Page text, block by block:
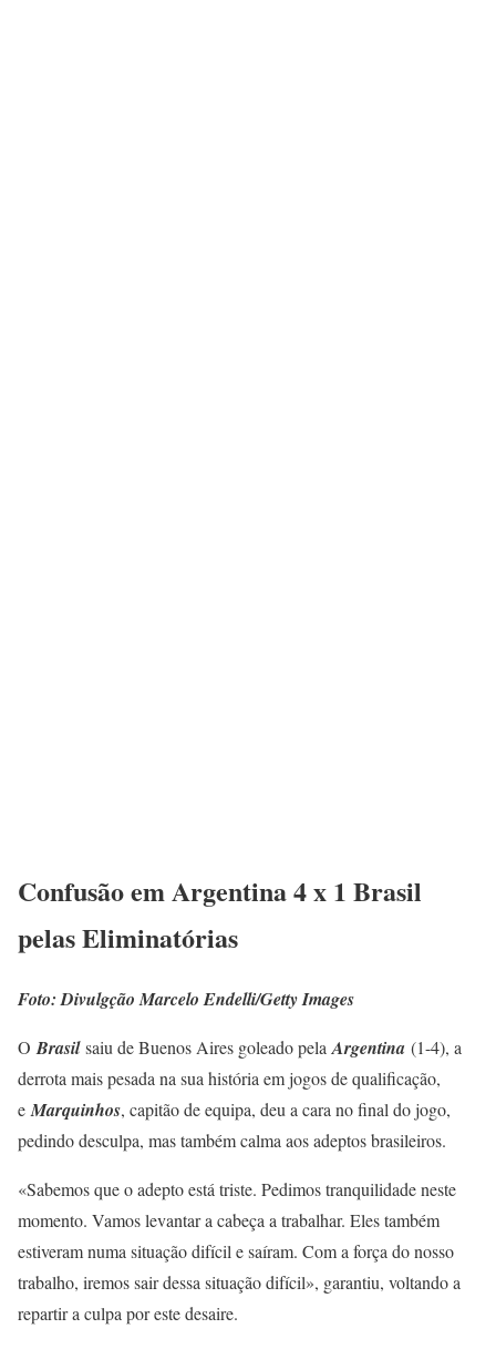
Confusão em Argentina 4 x 1 Brasil
pelas Eliminatórias
Foto: Divulgção Marcelo Endelli/Getty Images
OBrasilsaiu de Buenos Aires goleado pelaArgentina (1-4), a
derrota mais pesada na sua história em jogos de qualificação,
eMarquinhos, capitão de equipa, deu a cara no final do jogo,
pedindo desculpa, mas também calma aos adeptos brasileiros.
«Sabemos que o adepto está triste. Pedimos tranquilidade neste
momento. Vamos levantar a cabeça a trabalhar. Eles também
estiveram numa situação difícil e saíram. Com a força do nosso
trabalho, iremos sair dessa situação difícil», garantiu, voltando a
repartir a culpa por este desaire.